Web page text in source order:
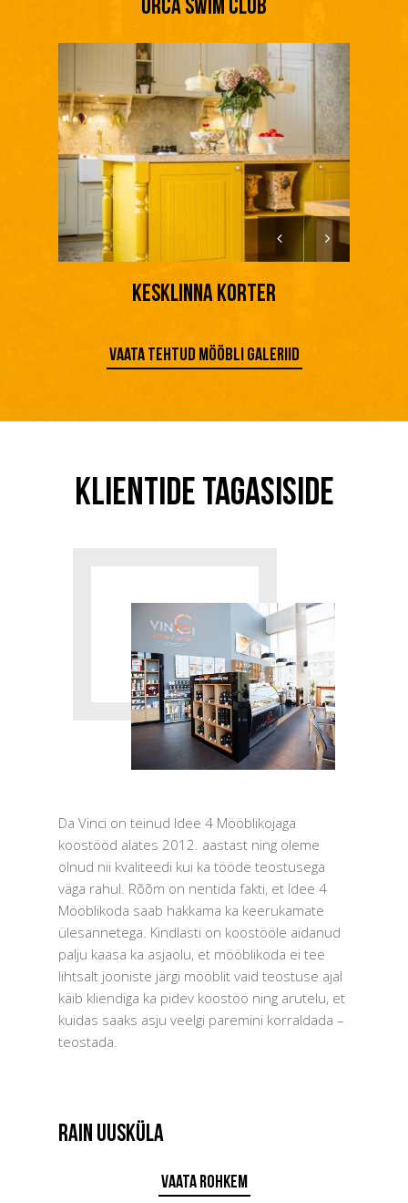
ORCA SWIM CLUB
Kesklinna korter
Vaata tehtud mööbli galeriid
Klientide tagasiside
Da Vinci on teinud Idee 4 Mööblikojaga
koostööd alates 2012. aastast ning oleme
olnud nii kvaliteedi kui ka tööde teostusega
väga rahul. Rõõm on nentida fakti, et Idee 4
Mööblikoda saab hakkama ka keerukamate
ülesannetega. Kindlasti on koostööle aidanud
palju kaasa ka asjaolu, et mööblikoda ei tee
lihtsalt jooniste järgi mööblit vaid teostuse ajal
käib kliendiga ka pidev koostöö ning arutelu, et
kuidas saaks asju veelgi paremini korraldada –
teostada.
RAIN UUSKÜLA
Vaata rohkem